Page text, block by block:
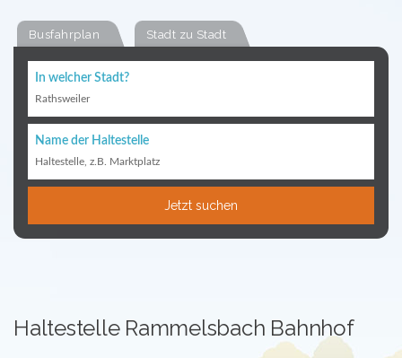
Busfahrplan Stadt zu Stadt
In welcher Stadt?
Rathsweiler
Name der Haltestelle
Haltestelle, z.B. Marktplatz
Jetzt suchen
Haltestelle Rammelsbach Bahnhof